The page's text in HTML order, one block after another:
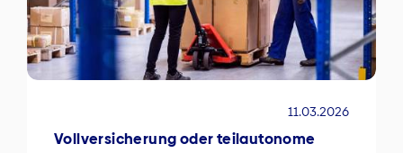
11.03.2026
Vollversicherung oder teilautonome